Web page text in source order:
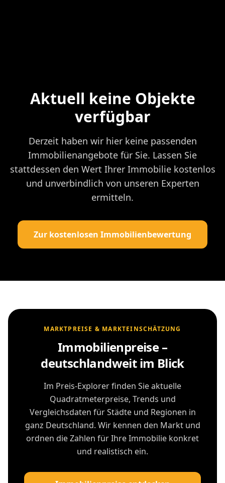
Aktuell keine Objekte
verfügbar
Derzeit haben wir hier keine passenden
Immobilienangebote für Sie. Lassen Sie
stattdessen den Wert Ihrer Immobilie kostenlos
und unverbindlich von unseren Experten
ermitteln.
Zur kostenlosen Immobilienbewertung
MARKTPREISE & MARKTEINSCHÄTZUNG
Immobilienpreise –
deutschlandweit im Blick
Im Preis-Explorer finden Sie aktuelle
Quadratmeterpreise, Trends und
Vergleichsdaten für Städte und Regionen in
ganz Deutschland. Wir kennen den Markt und
ordnen die Zahlen für Ihre Immobilie konkret
und realistisch ein.